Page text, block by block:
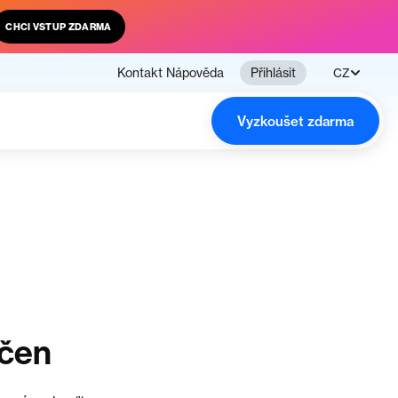
CHCI VSTUP ZDARMA
Kontakt Nápověda Přihlásit CZ
Vyzkoušet zdarma